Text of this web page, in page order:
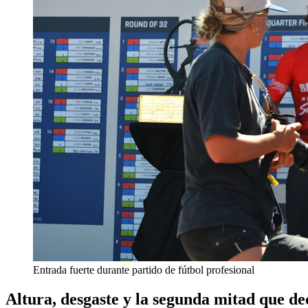
Entrada fuerte durante partido de fútbol profesional
Altura, desgaste y la segunda mitad que